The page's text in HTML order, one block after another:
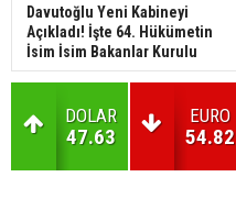
Davutoğlu Yeni Kabineyi
Açıkladı! İşte 64. Hükümetin
İsim İsim Bakanlar Kurulu
DOLAR
47.63
EURO
54.82